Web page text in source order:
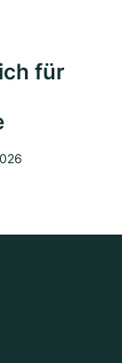
für